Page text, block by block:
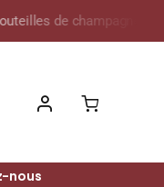
de champagne de la
nous